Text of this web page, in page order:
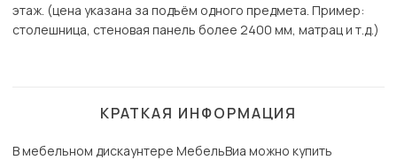
этаж. (цена указана за подъём одного предмета. Пример:
столешница, стеновая панель более 2400 мм, матрац и т.д.)
КРАТКАЯ ИНФОРМАЦИЯ
В мебельном дискаунтере МебельВиа можно купить